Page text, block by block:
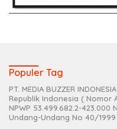
Populer Tag
PT. MEDIA BUZZER
Republik Indonesia ( Nomor
NPWP 53.499.682.2-423.000
Undang-Undang No 40/